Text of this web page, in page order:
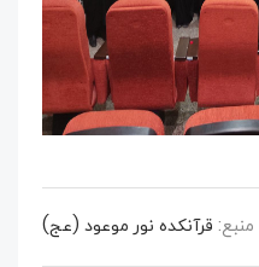
منبع: قرآنکده نور موعود (عج)